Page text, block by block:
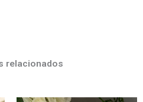
relacionados